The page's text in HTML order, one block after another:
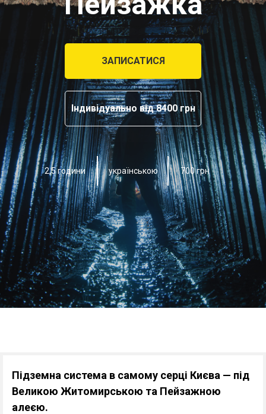
ЗАПИСАТИСЯ
Індивідуально від 8400 грн
українською
2,5 години 700 грн
Підземна система в самому серці Києва — під
Великою Житомирською та Пейзажною
алеєю.